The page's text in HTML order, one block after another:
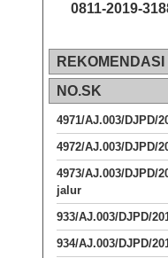
0811-2019-
NO.SK
4971/AJ.003/DJPD/
4972/AJ.003/DJPD/
4973/AJ.003/DJPD/
jalur
933/AJ.003/DJPD/
934/AJ.003/DJPD/